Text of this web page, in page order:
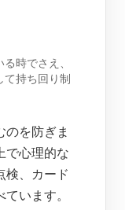
時でさえ、
持ち回り制
のを防ぎま
で心理的な
検、カード
います。